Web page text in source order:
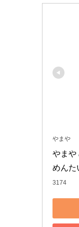
やまや
やまや
めんた
3174